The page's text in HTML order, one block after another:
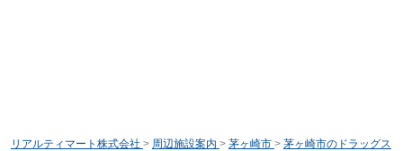
リアルティマート株式会社 > 周辺施設案内 > 茅ヶ崎市 > 茅ヶ崎市のドラッグス